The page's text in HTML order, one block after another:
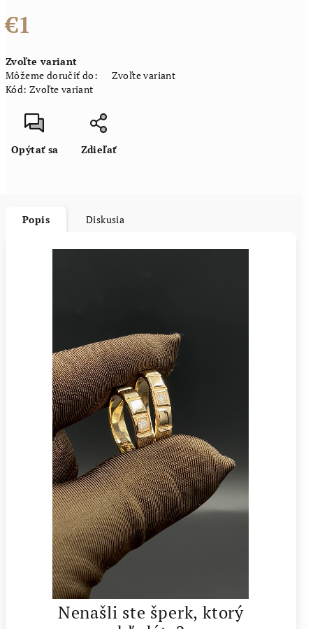
€1
cena:
Zvoľte variant
Môžeme doručiť do:
Zvoľte variant
Kód: Zvoľte variant
Opýtať sa Zdieľať
Popis Diskusia
Nenašli ste šperk, ktorý